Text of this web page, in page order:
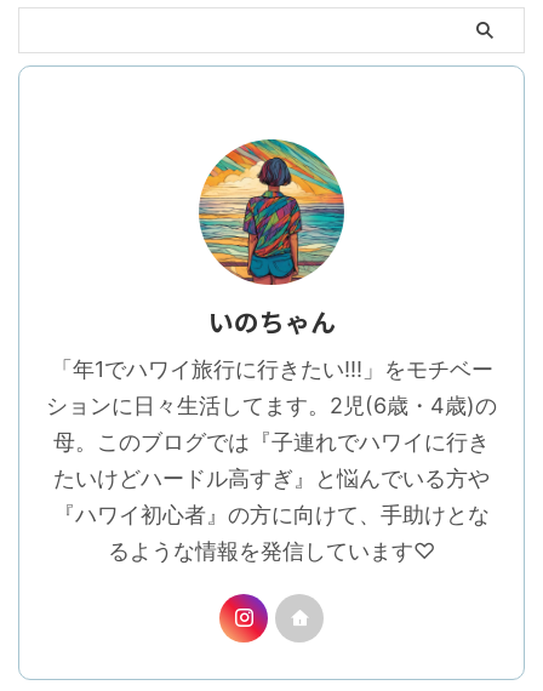
いのちゃん
「年1でハワイ旅行に行きたい!!!」をモチベー
ションに日々生活してます。2児(6歳・4歳)の
母。このブログでは『子連れでハワイに行き
たいけどハードル高すぎ』と悩んでいる方や
『ハワイ初心者』の方に向けて、手助けとな
るような情報を発信しています♡